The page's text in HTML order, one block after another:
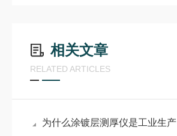
相关文章
RELATED ARTICLES
为什么涂镀层测厚仪是工业生产的得力助手？